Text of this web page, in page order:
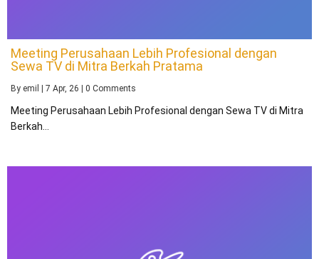
Meeting Perusahaan Lebih Profesional dengan
Sewa TV di Mitra Berkah Pratama
By emil | 7 Apr, 26 | 0 Comments
Meeting Perusahaan Lebih Profesional dengan Sewa TV di Mitra
Berkah…